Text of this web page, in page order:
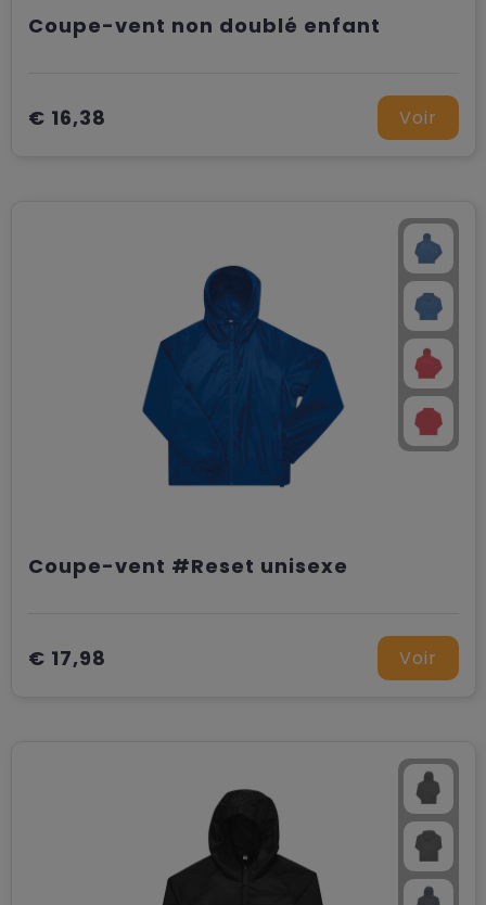
Coupe-vent non doublé enfant
€ 16,38 Voir
Coupe-vent #Reset unisexe
€ 17,98 Voir